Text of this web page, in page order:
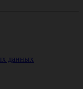
данных